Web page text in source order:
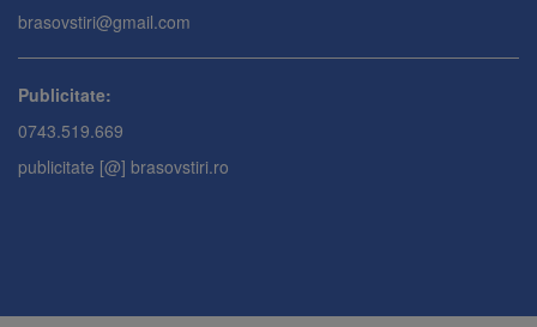
brasovstiri@gmail.com
Publicitate:
0743.519.669
publicitate [@] brasovstiri.ro